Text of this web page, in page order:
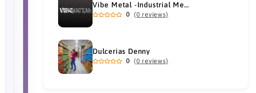
Vibe Metal -Industrial Metal Supply
0 (0 reviews)
Dulcerias Denny
0 (0 reviews)